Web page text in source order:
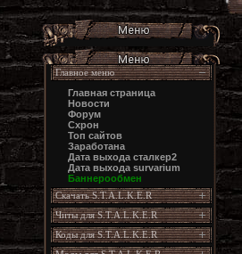
Главное меню
Главная страница
Новости
Форум
Схрон
Топ сайтов
Заработана
Дата выхода сталкер2
Дата выхода survarium
Баннерообмен
Скачать S.T.A.L.K.E.R
Читы для S.T.A.L.K.E.R
Коды для S.T.A.L.K.E.R